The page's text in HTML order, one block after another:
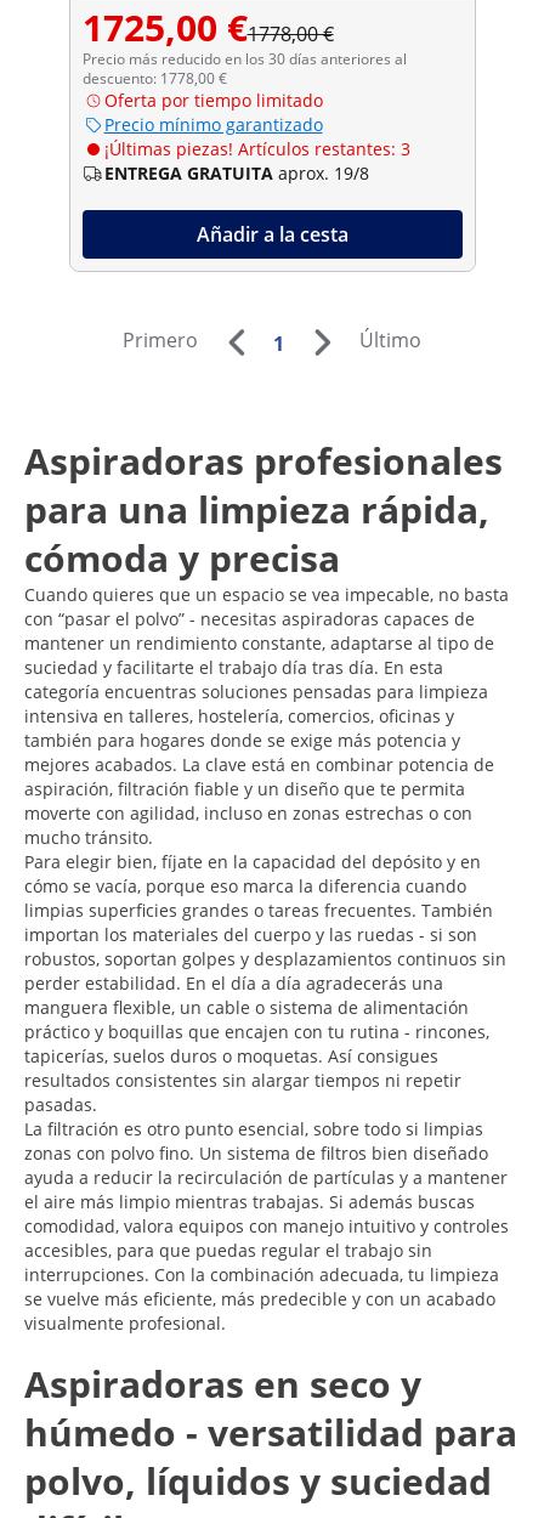
1725,00 €1778,00 €
Precio más reducido en los 30 días anteriores al
descuento: 1778,00 €
Oferta por tiempo limitado
Precio mínimo garantizado
¡Últimas piezas! Artículos restantes: 3
ENTREGA GRATUITA aprox. 19/8
Añadir a la cesta
Primero 1 Último
Aspiradoras profesionales
para una limpieza rápida,
cómoda y precisa
Cuando quieres que un espacio se vea impecable, no basta
con “pasar el polvo” - necesitas aspiradoras capaces de
mantener un rendimiento constante, adaptarse al tipo de
suciedad y facilitarte el trabajo día tras día. En esta
categoría encuentras soluciones pensadas para limpieza
intensiva en talleres, hostelería, comercios, oficinas y
también para hogares donde se exige más potencia y
mejores acabados. La clave está en combinar potencia de
aspiración, filtración fiable y un diseño que te permita
moverte con agilidad, incluso en zonas estrechas o con
mucho tránsito.
Para elegir bien, fíjate en la capacidad del depósito y en
cómo se vacía, porque eso marca la diferencia cuando
limpias superficies grandes o tareas frecuentes. También
importan los materiales del cuerpo y las ruedas - si son
robustos, soportan golpes y desplazamientos continuos sin
perder estabilidad. En el día a día agradecerás una
manguera flexible, un cable o sistema de alimentación
práctico y boquillas que encajen con tu rutina - rincones,
tapicerías, suelos duros o moquetas. Así consigues
resultados consistentes sin alargar tiempos ni repetir
pasadas.
La filtración es otro punto esencial, sobre todo si limpias
zonas con polvo fino. Un sistema de filtros bien diseñado
ayuda a reducir la recirculación de partículas y a mantener
el aire más limpio mientras trabajas. Si además buscas
comodidad, valora equipos con manejo intuitivo y controles
accesibles, para que puedas regular el trabajo sin
interrupciones. Con la combinación adecuada, tu limpieza
se vuelve más eficiente, más predecible y con un acabado
visualmente profesional.
Aspiradoras en seco y
húmedo - versatilidad para
polvo, líquidos y suciedad